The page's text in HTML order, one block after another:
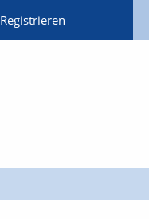
Registrieren